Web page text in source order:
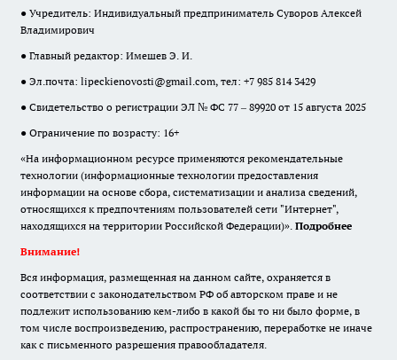
● Учредитель: Индивидуальный предприниматель Суворов Алексей
Владимирович
● Главный редактор: Имешев Э. И.
● Эл.почта: lipeckienovosti@gmail.com, тел: +7 985 814 3429
● Свидетельство о регистрации ЭЛ № ФС 77 – 89920 от 15 августа 2025
● Ограничение по возрасту: 16+
«На информационном ресурсе применяются рекомендательные
технологии (информационные технологии предоставления
информации на основе сбора, систематизации и анализа сведений,
относящихся к предпочтениям пользователей сети "Интернет",
находящихся на территории Российской Федерации)». Подробнее
Внимание!
Вся информация, размещенная на данном сайте, охраняется в
соответствии с законодательством РФ об авторском праве и не
подлежит использованию кем-либо в какой бы то ни было форме, в
том числе воспроизведению, распространению, переработке не иначе
как с письменного разрешения правообладателя.